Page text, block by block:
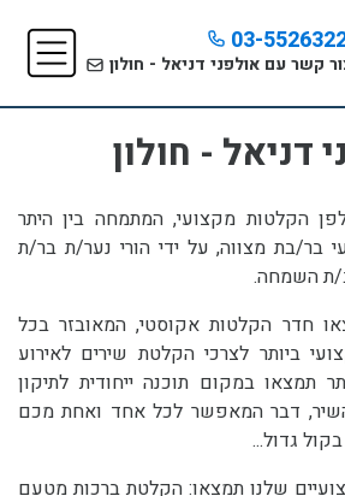
03-
קשר עם אולפני דניאל - חולון
דניאל - חולון
הקלטות מקצועי, המתמחה בין היתר
בר/בת מצווה, על ידי הורי נער/ת בר/ת
ת השמחה.
חדר הקלטות אקוסטי, המאובזר בכל
ביותר לצרכי הקלטת שירים לאירוע
תמצאו במקום תוכנה ייחודית לתיקון
השיר, דבר המאפשר לכל אחד ואחת מכם
גדול...
שלנו תמצאו: הקלטת ברכות מטעם